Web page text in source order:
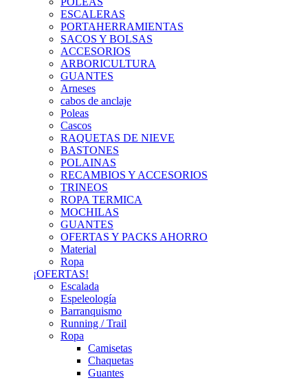
ESCALERAS
PORTAHERRAMIENTAS
SACOS Y BOLSAS
ACCESORIOS
ARBORICULTURA
GUANTES
Arneses
cabos de anclaje
Poleas
Cascos
RAQUETAS DE NIEVE
BASTONES
POLAINAS
RECAMBIOS Y ACCESORIOS
TRINEOS
ROPA TERMICA
MOCHILAS
GUANTES
OFERTAS Y PACKS AHORRO
Material
Ropa
¡OFERTAS!
Escalada
Espeleología
Barranquismo
Running / Trail
Ropa
Camisetas
Chaquetas
Guantes